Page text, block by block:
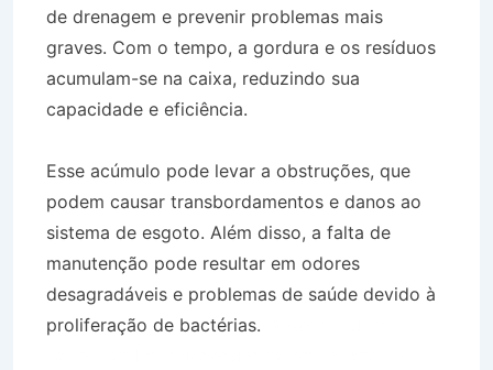
de drenagem e prevenir problemas mais
graves. Com o tempo, a gordura e os resíduos
acumulam-se na caixa, reduzindo sua
capacidade e eficiência.
Esse acúmulo pode levar a obstruções, que
podem causar transbordamentos e danos ao
sistema de esgoto. Além disso, a falta de
manutenção pode resultar em odores
desagradáveis e problemas de saúde devido à
proliferação de bactérias.